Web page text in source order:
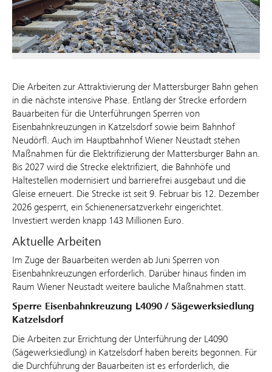
Die Arbeiten zur Attraktivierung der Mattersburger Bahn gehen
in die nächste intensive Phase. Entlang der Strecke erfordern
Bauarbeiten für die Unterführungen Sperren von
Eisenbahnkreuzungen in Katzelsdorf sowie beim Bahnhof
Neudörfl. Auch im Hauptbahnhof Wiener Neustadt stehen
Maßnahmen für die Elektrifizierung der Mattersburger Bahn an.
Bis 2027 wird die Strecke elektrifiziert, die Bahnhöfe und
Haltestellen modernisiert und barrierefrei ausgebaut und die
Gleise erneuert. Die Strecke ist seit 9. Februar bis 12. Dezember
2026 gesperrt, ein Schienenersatzverkehr eingerichtet.
Investiert werden knapp 143 Millionen Euro.
Aktuelle Arbeiten
Im Zuge der Bauarbeiten werden ab Juni Sperren von
Eisenbahnkreuzungen erforderlich. Darüber hinaus finden im
Raum Wiener Neustadt weitere bauliche Maßnahmen statt.
Sperre Eisenbahnkreuzung L4090 / Sägewerksiedlung
Katzelsdorf
Die Arbeiten zur Errichtung der Unterführung der L4090
(Sägewerksiedlung) in Katzelsdorf haben bereits begonnen. Für
die Durchführung der Bauarbeiten ist es erforderlich, die